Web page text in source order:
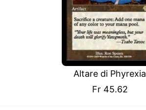
Altare di Phyrexia
Fr 45.62